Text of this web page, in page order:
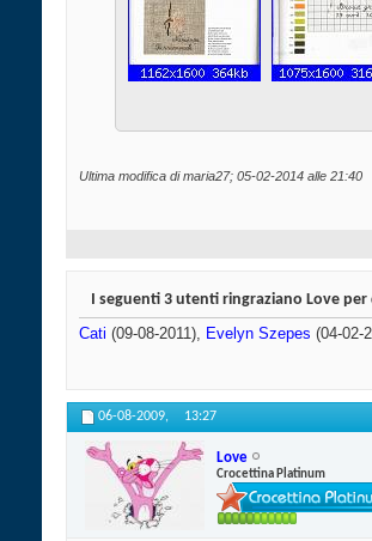
Ultima modifica di maria27; 05-02-2014 alle 21:40
I seguenti 3 utenti ringraziano Love per
Cati (09-08-2011), Evelyn Szepes (04-02-
06-08-2009, 13:27
Love
Crocettina Platinum